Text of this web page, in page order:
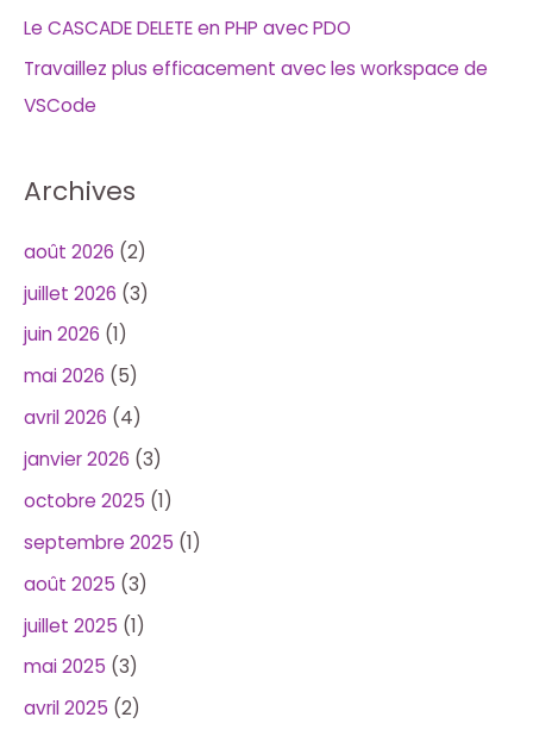
Le CASCADE DELETE en PHP avec PDO
Travaillez plus efficacement avec les workspace de
VSCode
Archives
août 2026 (2)
juillet 2026 (3)
juin 2026 (1)
mai 2026 (5)
avril 2026 (4)
janvier 2026 (3)
octobre 2025 (1)
septembre 2025 (1)
août 2025 (3)
juillet 2025 (1)
mai 2025 (3)
avril 2025 (2)